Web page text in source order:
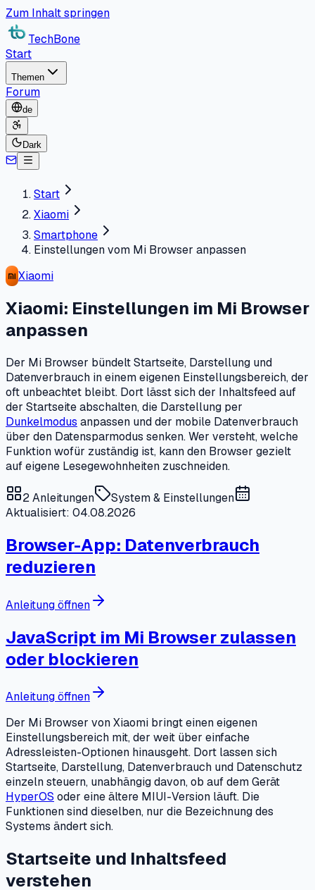
Zum Inhalt springen
TechBone
Start
Themen
Forum
de
Dark
Start
Xiaomi
Smartphone
Einstellungen vom Mi Browser anpassen
Xiaomi
Xiaomi: Einstellungen im Mi Browser
anpassen
Der Mi Browser bündelt Startseite, Darstellung und
Datenverbrauch in einem eigenen Einstellungsbereich, der
oft unbeachtet bleibt. Dort lässt sich der Inhaltsfeed auf
der Startseite abschalten, die Darstellung per
Dunkelmodus anpassen und der mobile Datenverbrauch
über den Datensparmodus senken. Wer versteht, welche
Funktion wofür zuständig ist, kann den Browser gezielt
auf eigene Lesegewohnheiten zuschneiden.
2Anleitungen
System & Einstellungen
Aktualisiert: 04.08.2026
Browser-App: Datenverbrauch
reduzieren
Anleitung öffnen
JavaScript im Mi Browser zulassen
oder blockieren
Anleitung öffnen
Der Mi Browser von Xiaomi bringt einen eigenen
Einstellungsbereich mit, der weit über einfache
Adressleisten-Optionen hinausgeht. Dort lassen sich
Startseite, Darstellung, Datenverbrauch und Datenschutz
einzeln steuern, unabhängig davon, ob auf dem Gerät
HyperOS oder eine ältere MIUI-Version läuft. Die
Funktionen sind dieselben, nur die Bezeichnung des
Systems ändert sich.
Startseite und Inhaltsfeed
verstehen